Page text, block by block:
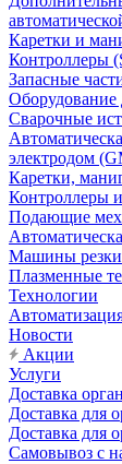
Каретки и
Контроллеры
Запасные
Оборудование
Сварочные
электродом
Каретки,
Контроллеры
Подающие
Машины резки
Плазменные
Технологии
Новости
Акции
Услуги
Доставка
Доставка для
Доставка для
Самовывоз с